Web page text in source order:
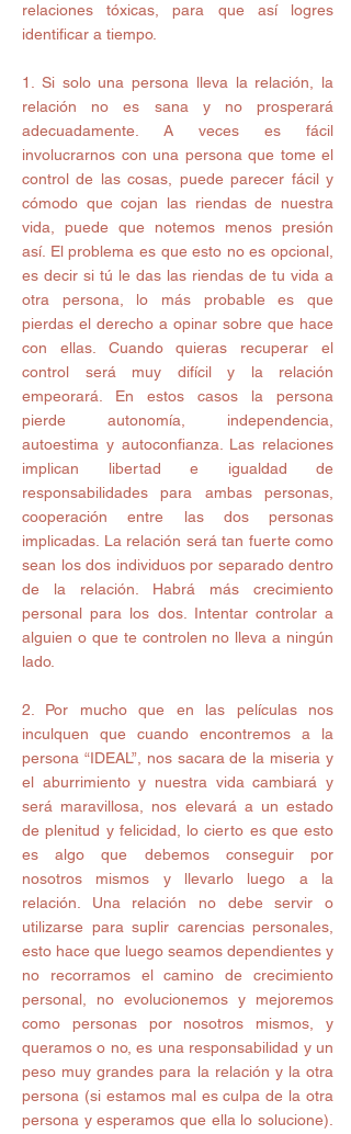
relaciones tóxicas, para que así logres
identificar a tiempo.
1. Si solo una persona lleva la relación, la
relación no es sana y no prosperará
adecuadamente. A veces es fácil
involucrarnos con una persona que tome el
control de las cosas, puede parecer fácil y
cómodo que cojan las riendas de nuestra
vida, puede que notemos menos presión
así. El problema es que esto no es opcional,
es decir si tú le das las riendas de tu vida a
otra persona, lo más probable es que
pierdas el derecho a opinar sobre que hace
con ellas. Cuando quieras recuperar el
control será muy difícil y la relación
empeorará. En estos casos la persona
pierde autonomía, independencia,
autoestima y autoconfianza. Las relaciones
implican libertad e igualdad de
responsabilidades para ambas personas,
cooperación entre las dos personas
implicadas. La relación será tan fuerte como
sean los dos individuos por separado dentro
de la relación. Habrá más crecimiento
personal para los dos. Intentar controlar a
alguien o que te controlen no lleva a ningún
lado.
2. Por mucho que en las películas nos
inculquen que cuando encontremos a la
persona “IDEAL”, nos sacara de la miseria y
el aburrimiento y nuestra vida cambiará y
será maravillosa, nos elevará a un estado
de plenitud y felicidad, lo cierto es que esto
es algo que debemos conseguir por
nosotros mismos y llevarlo luego a la
relación. Una relación no debe servir o
utilizarse para suplir carencias personales,
esto hace que luego seamos dependientes y
no recorramos el camino de crecimiento
personal, no evolucionemos y mejoremos
como personas por nosotros mismos, y
queramos o no, es una responsabilidad y un
peso muy grandes para la relación y la otra
persona (si estamos mal es culpa de la otra
persona y esperamos que ella lo solucione).